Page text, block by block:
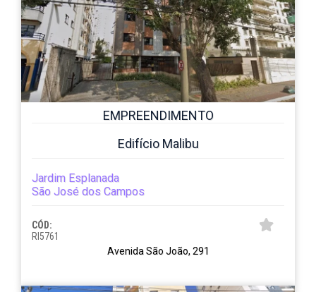
EMPREENDIMENTO
Edifício Malibu
Jardim Esplanada
São José dos Campos
CÓD:
RI5761
Avenida São João, 291